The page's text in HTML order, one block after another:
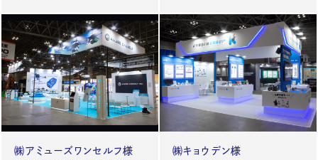
㈱アミューズワンセルフ様 ㈱キョウデン様